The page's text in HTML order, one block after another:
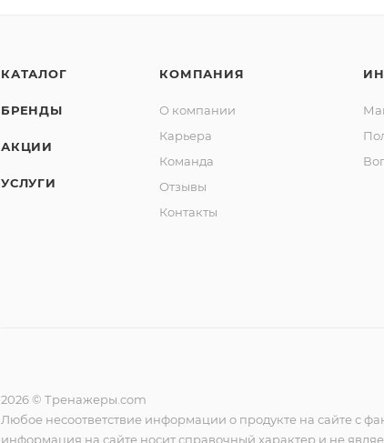
КАТАЛОГ
БРЕНДЫ
АКЦИИ
УСЛУГИ
КОМПАНИЯ
О компании
Карьера
Команда
Отзывы
Контакты
2026 © Тренажеры.com
Любое несоответствие информации о продукте на сайте с
информация на сайте носит справочный характер и не